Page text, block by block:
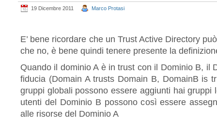
19 Dicembre 2011 Marco Protasi
E’ bene ricordare che un Trust Active Directory
che no, è bene quindi tenere presente la
Quando il dominio A è in trust con il Dominio B, il
fiducia (Domain A trusts Domain B, DomainB is
gruppi globali possono essere aggiunti hai gruppi
utenti del Dominio B possono così essere
alle risorse del Dominio A